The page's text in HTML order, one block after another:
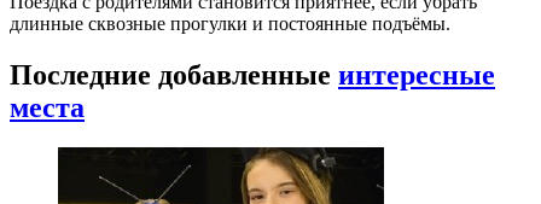
длинные сквозные прогулки и постоянные подъёмы.
Последние добавленные интересные
места